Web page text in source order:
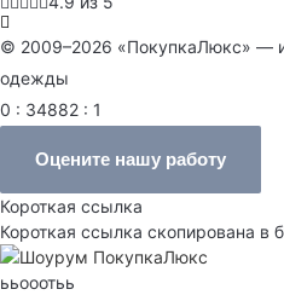
© 2009–2026 «ПокупкаЛюкс» —
одежды
0 : 34882 : 1
Оцените нашу работу
Короткая ссылка
Короткая ссылка скопирована в
ььооотьь